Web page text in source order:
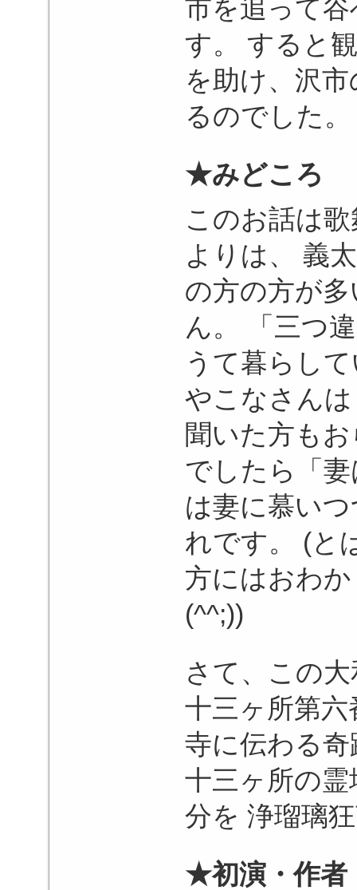
市を追って
す。 すると
を助け、沢
るのでした。
★みどころ
このお話は
よりは、 義
の方の方が
ん。 「三つ
うて暮らし
やこなさん
聞いた方も
でしたら「
は妻に慕い
れです。 (と
方にはおわ
(^^;))
さて、この
十三ヶ所第
寺に伝わる
十三ヶ所の
分を 浄瑠璃
★初演・作者